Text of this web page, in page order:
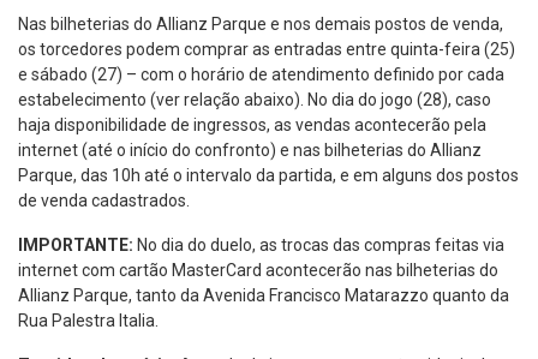
Nas bilheterias do Allianz Parque e nos demais postos de venda,
os torcedores podem comprar as entradas entre quinta-feira (25)
e sábado (27) – com o horário de atendimento definido por cada
estabelecimento (ver relação abaixo). No dia do jogo (28), caso
haja disponibilidade de ingressos, as vendas acontecerão pela
internet (até o início do confronto) e nas bilheterias do Allianz
Parque, das 10h até o intervalo da partida, e em alguns dos postos
de venda cadastrados.
IMPORTANTE: No dia do duelo, as trocas das compras feitas via
internet com cartão MasterCard acontecerão nas bilheterias do
Allianz Parque, tanto da Avenida Francisco Matarazzo quanto da
Rua Palestra Italia.